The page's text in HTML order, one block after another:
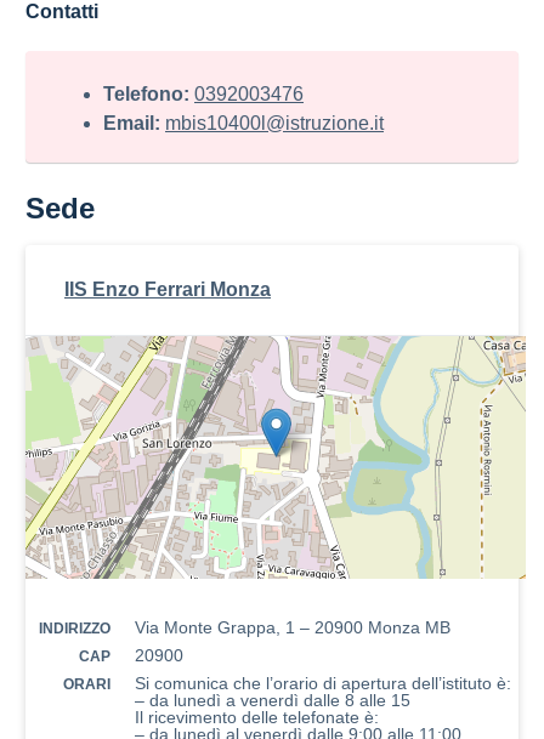
Contatti
Telefono: 0392003476
Email: mbis10400l@istruzione.it
Sede
IIS Enzo Ferrari Monza
INDIRIZZO Via Monte Grappa, 1 – 20900 Monza MB
CAP 20900
ORARI
Si comunica che l’orario di apertura dell’istituto è:
– da lunedì a venerdì dalle 8 alle 15
Il ricevimento delle telefonate è:
– da lunedì al venerdì dalle 9:00 alle 11:00